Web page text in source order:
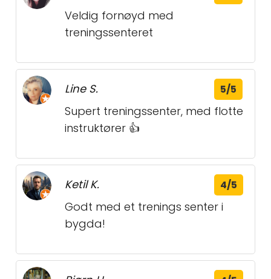
Veldig fornøyd med
treningssenteret
Line S. 5/5
Supert treningssenter, med flotte
instruktører 👍
Ketil K. 4/5
Godt med et trenings senter i
bygda!